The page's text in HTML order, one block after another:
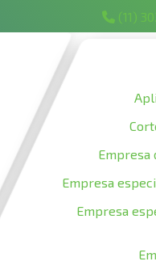
(11)
Empresa
Empresa
Empresa